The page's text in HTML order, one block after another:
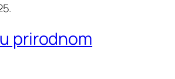
prirodnom